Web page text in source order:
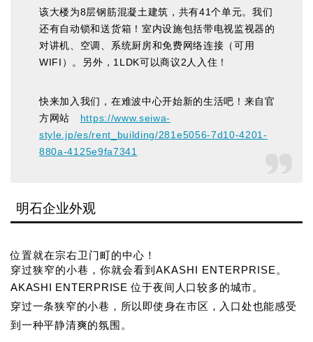
该大楼为8层钢筋混凝土建筑，共有41个单元。我们
还有自动锁和送货箱！室内设施包括带电视监视器的
对讲机、空调、系统厨房和免费网络连接（可用
WIFI）。另外，1LDK可以商议2人入住！
快来加入我们，在难波中心开始新的生活吧！来自官
方网站
https://www.seiwa-
style.jp/es/rent_building/281e5056-7d10-4201-
880a-4125e9fa7341
明石企业外观
位置就在宗右卫门町的中心！
穿过狭窄的小巷，你就会看到AKASHI ENTERPRISE。
AKASHI ENTERPRISE 位于夜间人口较多的城市。
穿过一条狭窄的小巷，所以即使身在市区，入口处也能感受
到一种平静清爽的氛围。